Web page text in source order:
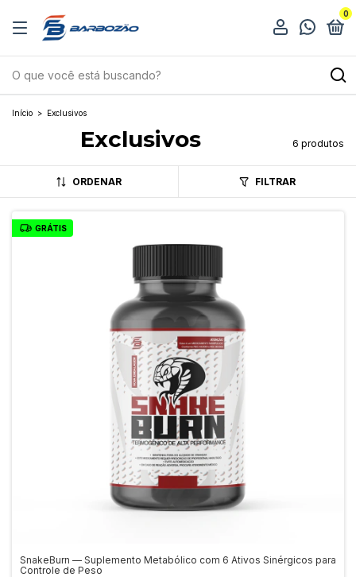
0
Início > Exclusivos
Exclusivos 6 produtos
ORDENAR FILTRAR
GRÁTIS
SnakeBurn — Suplemento Metabólico com 6 Ativos Sinérgicos para
Controle de Peso